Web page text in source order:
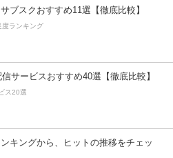
ブスクおすすめ11選【徹底比較】
度ランキング
サービスおすすめ40選【徹底比較】
ス20選
キングから、ヒットの推移をチェッ